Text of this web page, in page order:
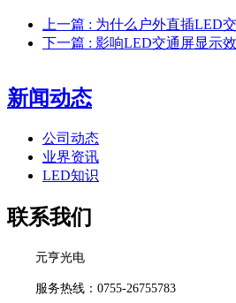
上一篇 : 为什么户外直插LED
下一篇 : 影响LED交通屏显示
新闻动态
公司动态
业界资讯
LED知识
联系我们
元亨光电
服务热线：0755-26755783